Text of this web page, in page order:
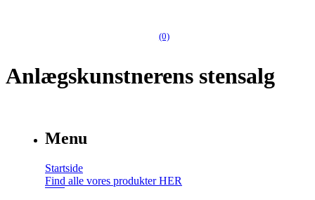
(0)
Anlægskunstnerens stensalg
Menu
Startside
Find alle vores produkter HER